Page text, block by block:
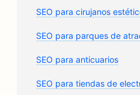
SEO para cirujanos
SEO para parques de
SEO para anticuarios
SEO para tiendas de